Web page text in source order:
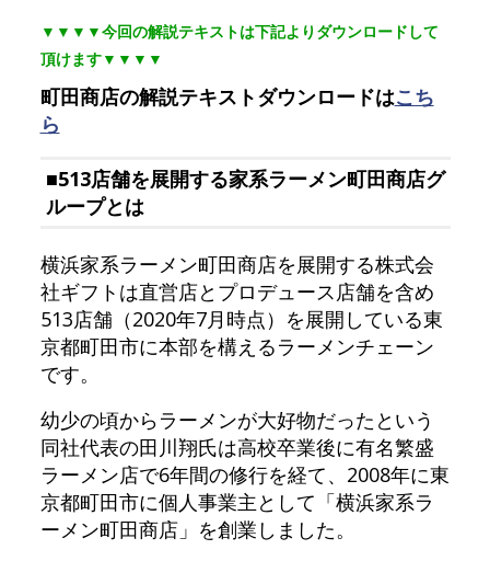
▼▼▼▼今回の解説テキストは下記よりダウンロードして
頂けます▼▼▼▼
町田商店の解説テキストダウンロードはこち
ら
■513店舗を展開する家系ラーメン町田商店グ
ループとは
横浜家系ラーメン町田商店を展開する株式会
社ギフトは直営店とプロデュース店舗を含め
513店舗（2020年7月時点）を展開している東
京都町田市に本部を構えるラーメンチェーン
です。
幼少の頃からラーメンが大好物だったという
同社代表の田川翔氏は高校卒業後に有名繁盛
ラーメン店で6年間の修行を経て、2008年に東
京都町田市に個人事業主として「横浜家系ラ
ーメン町田商店」を創業しました。